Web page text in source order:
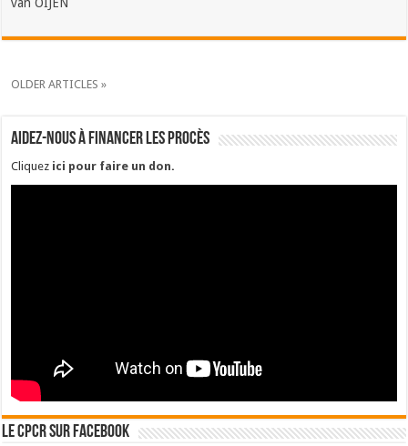
OLDER ARTICLES »
Aidez-nous à financer les procès
Cliquez ici pour faire un don.
Le CPCR sur Facebook